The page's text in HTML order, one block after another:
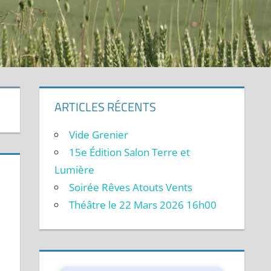
ARTICLES RÉCENTS
Vide Grenier
15e Édition Salon Terre et
Lumière
Soirée Rêves Atouts Vents
Théâtre le 22 Mars 2026 16h00